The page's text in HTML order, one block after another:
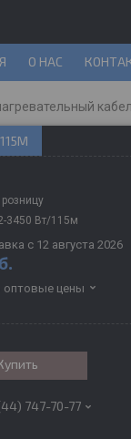
О НАС
3450 Вт/115м
с 12 августа 2026
оптовые цены
747-70-77